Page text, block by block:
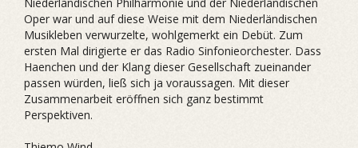
Oper war und auf diese Weise mit dem Niederländischen
Musikleben verwurzelte, wohlgemerkt ein Debüt. Zum
ersten Mal dirigierte er das Radio Sinfonieorchester. Dass
Haenchen und der Klang dieser Gesellschaft zueinander
passen würden, ließ sich ja voraussagen. Mit dieser
Zusammenarbeit eröffnen sich ganz bestimmt
Perspektiven.